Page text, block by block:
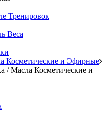
Тренировок
Веса
Косметические и Эфирные
/ Масла Косметические и